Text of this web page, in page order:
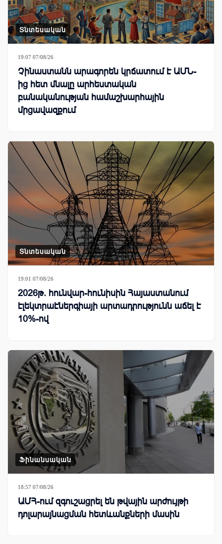
Տնտեսական
19:07 07/08/26
Չինաստանն արագորեն կրճատում է ԱՄՆ-
ից հետ մնալը արհեստական
բանականության համաշխարհային
մրցավազքում
Տնտեսական
19:01 07/08/26
2026թ. հունվար-հունիսին Հայաստանում
էլեկտրաէներգիայի արտադրությունն աճել է
10%-ով
Ֆինանսական
18:57 07/08/26
ԱՄՀ-ում զգուշացրել են թվային արժույթի
դոլարայնացման հետևանքների մասին